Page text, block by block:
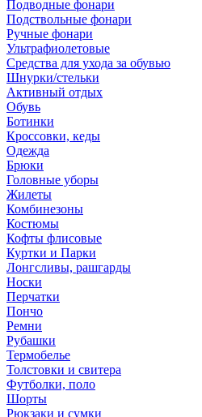
Подводные фонари
Подствольные фонари
Ручные фонари
Ультрафиолетовые
Средства для ухода за обувью
Шнурки/стельки
Активный отдых
Обувь
Ботинки
Кроссовки, кеды
Одежда
Брюки
Головные уборы
Жилеты
Комбинезоны
Костюмы
Кофты флисовые
Куртки и Парки
Лонгсливы, рашгарды
Носки
Перчатки
Пончо
Ремни
Рубашки
Термобелье
Толстовки и свитера
Футболки, поло
Шорты
Рюкзаки и сумки